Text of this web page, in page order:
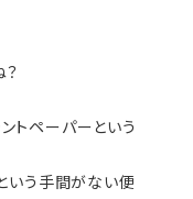
トペーパーという
いう手間がない便